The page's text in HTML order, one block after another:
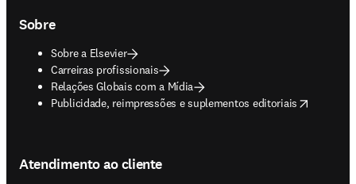
Sobre
Sobre a Elsevier
Carreiras profissionais
Relações Globais com a Mídia
Publicidade, reimpressões e suplementos editoriais
opens in new tab/window
Atendimento ao cliente